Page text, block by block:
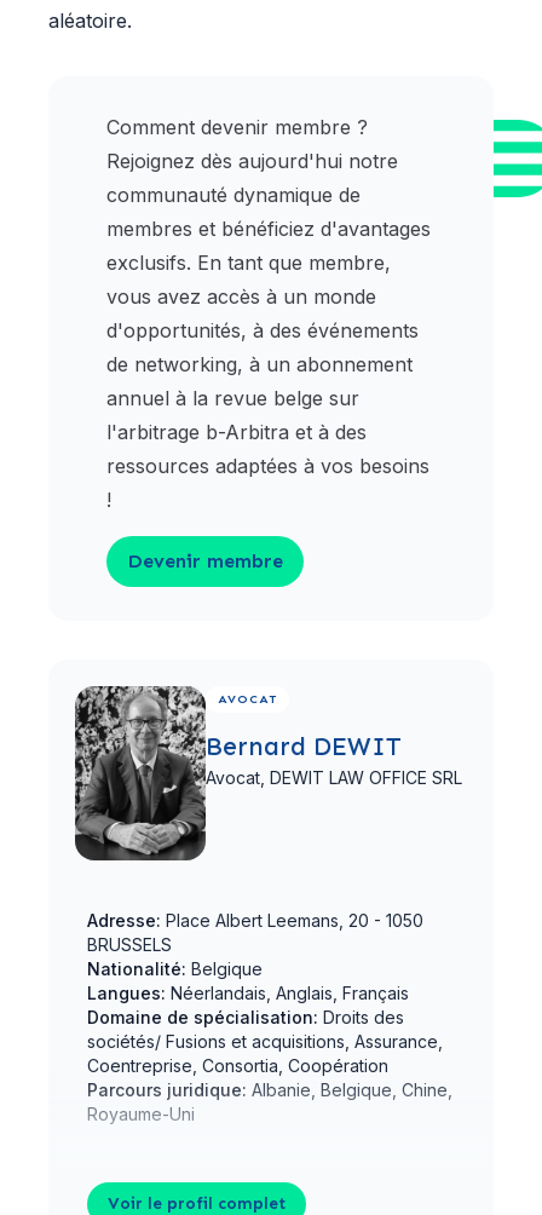
aléatoire.
Comment devenir membre ?
Rejoignez dès aujourd'hui notre
communauté dynamique de
membres et bénéficiez d'avantages
exclusifs. En tant que membre,
vous avez accès à un monde
d'opportunités, à des événements
de networking, à un abonnement
annuel à la revue belge sur
l'arbitrage b-Arbitra et à des
ressources adaptées à vos besoins
!
Devenir membre
AVOCAT
Bernard DEWIT
Avocat, DEWIT LAW OFFICE SRL
Adresse: Place Albert Leemans, 20 - 1050
BRUSSELS
Nationalité: Belgique
Langues: Néerlandais, Anglais, Français
Domaine de spécialisation: Droits des
sociétés/ Fusions et acquisitions, Assurance,
Coentreprise, Consortia, Coopération
Parcours juridique: Albanie, Belgique, Chine,
Royaume-Uni
Voir le profil complet